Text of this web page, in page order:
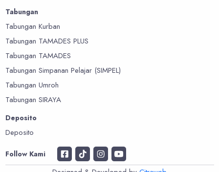
Tabungan
Tabungan Kurban
Tabungan TAMADES PLUS
Tabungan TAMADES
Tabungan Simpanan Pelajar (SIMPEL)
Tabungan Umroh
Tabungan SIRAYA
Deposito
Deposito
Follow Kami